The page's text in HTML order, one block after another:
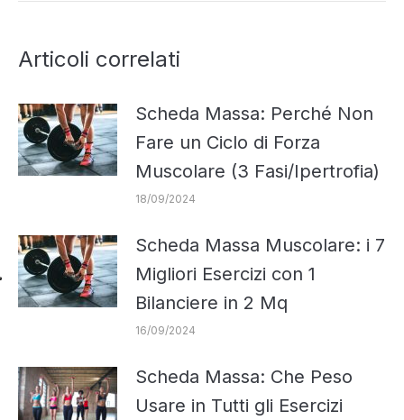
Articoli correlati
Scheda Massa: Perché Non
Fare un Ciclo di Forza
Muscolare (3 Fasi/Ipertrofia)
18/09/2024
Scheda Massa Muscolare: i 7
Migliori Esercizi con 1
Bilanciere in 2 Mq
16/09/2024
Scheda Massa: Che Peso
Usare in Tutti gli Esercizi